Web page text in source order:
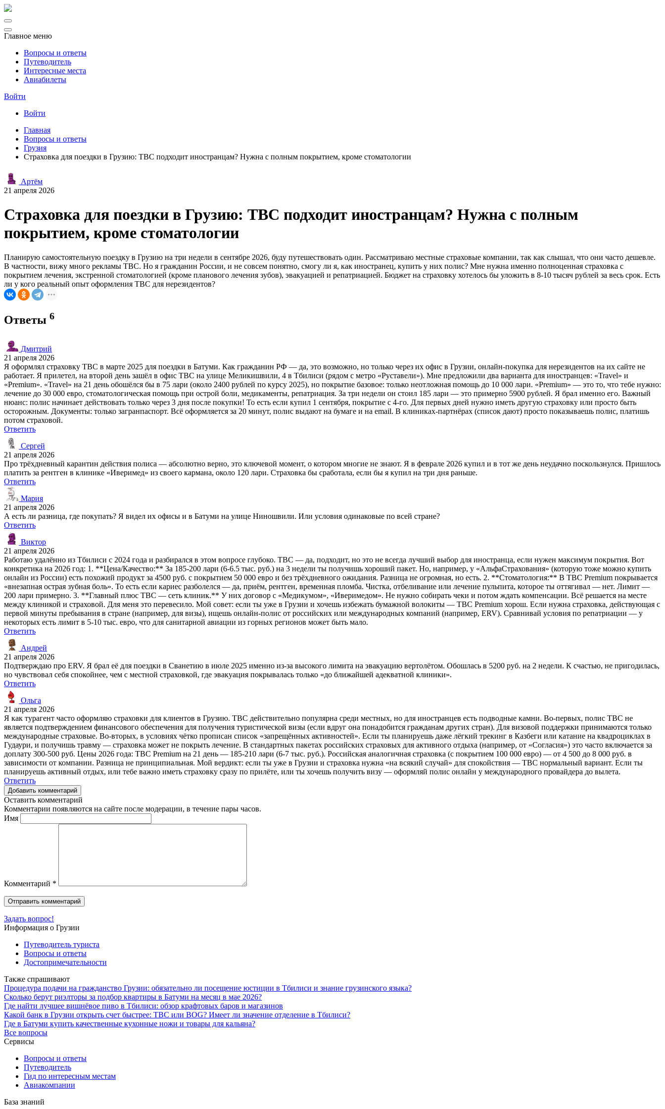
Главное меню
Вопросы и ответы
Путеводитель
Интересные места
Авиабилеты
Войти
Войти
Главная
Вопросы и ответы
Грузия
Страховка для поездки в Грузию: TBC подходит иностранцам? Нужна с полным покрытием, кроме стоматологии
Артём
21 апреля 2026
Страховка для поездки в Грузию: TBC подходит иностранцам? Нужна с полным
покрытием, кроме стоматологии
Планирую самостоятельную поездку в Грузию на три недели в сентябре 2026, буду путешествовать один. Рассматриваю местные страховые компании, так как слышал, что они часто дешевле.
В частности, вижу много рекламы TBC. Но я гражданин России, и не совсем понятно, смогу ли я, как иностранец, купить у них полис? Мне нужна именно полноценная страховка с
покрытием лечения, экстренной стоматологией (кроме планового лечения зубов), эвакуацией и репатриацией. Бюджет на страховку хотелось бы уложить в 8-10 тысяч рублей за весь срок. Есть
ли у кого реальный опыт оформления TBC для нерезидентов?
Ответы 6
Дмитрий
21 апреля 2026
Я оформлял страховку TBC в марте 2025 для поездки в Батуми. Как гражданин РФ — да, это возможно, но только через их офис в Грузии, онлайн-покупка для нерезидентов на их сайте не
работает. Я прилетел, на второй день зашёл в офис TBC на улице Меликишвили, 4 в Тбилиси (рядом с метро «Руставели»). Мне предложили два варианта для иностранцев: «Travel» и
«Premium». «Travel» на 21 день обошёлся бы в 75 лари (около 2400 рублей по курсу 2025), но покрытие базовое: только неотложная помощь до 10 000 лари. «Premium» — это то, что тебе нужно:
лечение до 30 000 евро, стоматологическая помощь при острой боли, медикаменты, репатриация. За три недели он стоил 185 лари — это примерно 5900 рублей. Я брал именно его. Важный
нюанс: полис начинает действовать только через 3 дня после покупки! То есть если купил 1 сентября, покрытие с 4-го. Для первых дней нужно иметь другую страховку или просто быть
осторожным. Документы: только загранпаспорт. Всё оформляется за 20 минут, полис выдают на бумаге и на email. В клиниках-партнёрах (список дают) просто показываешь полис, платишь
потом страховой.
Ответить
Сергей
21 апреля 2026
Про трёхдневный карантин действия полиса — абсолютно верно, это ключевой момент, о котором многие не знают. Я в феврале 2026 купил и в тот же день неудачно поскользнулся. Пришлось
платить за рентген в клинике «Иверимед» из своего кармана, около 120 лари. Страховка бы сработала, если бы я купил на три дня раньше.
Ответить
Мария
21 апреля 2026
А есть ли разница, где покупать? Я видел их офисы и в Батуми на улице Ниношвили. Или условия одинаковые по всей стране?
Ответить
Виктор
21 апреля 2026
Работаю удалённо из Тбилиси с 2024 года и разбирался в этом вопросе глубоко. TBC — да, подходит, но это не всегда лучший выбор для иностранца, если нужен максимум покрытия. Вот
конкретика на 2026 год: 1. **Цена/Качество:** За 185-200 лари (6-6.5 тыс. руб.) на 3 недели ты получишь хороший пакет. Но, например, у «АльфаСтрахования» (которую тоже можно купить
онлайн из России) есть похожий продукт за 4500 руб. с покрытием 50 000 евро и без трёхдневного ожидания. Разница не огромная, но есть. 2. **Стоматология:** В TBC Premium покрывается
«внезапная острая зубная боль». То есть если кариес разболелся — да, приём, рентген, временная пломба. Чистка, отбеливание или лечение пульпита, которое ты оттягивал — нет. Лимит —
200 лари примерно. 3. **Главный плюс TBC — сеть клиник.** У них договор с «Медикумом», «Иверимедом». Не нужно собирать чеки и потом ждать компенсации. Всё решается на месте
между клиникой и страховой. Для меня это перевесило. Мой совет: если ты уже в Грузии и хочешь избежать бумажной волокиты — TBC Premium хорош. Если нужна страховка, действующая с
первой минуты пребывания в стране (например, для визы), ищешь онлайн-полис от российских или международных компаний (например, ERV). Сравнивай условия по репатриации — у
некоторых есть лимит в 5-10 тыс. евро, что для санитарной авиации из горных регионов может быть мало.
Ответить
Андрей
21 апреля 2026
Подтверждаю про ERV. Я брал её для поездки в Сванетию в июле 2025 именно из-за высокого лимита на эвакуацию вертолётом. Обошлась в 5200 руб. на 2 недели. К счастью, не пригодилась,
но чувствовал себя спокойнее, чем с местной страховкой, где эвакуация покрывалась только «до ближайшей адекватной клиники».
Ответить
Ольга
21 апреля 2026
Я как турагент часто оформляю страховки для клиентов в Грузию. TBC действительно популярна среди местных, но для иностранцев есть подводные камни. Во-первых, полис TBC не
является подтверждением финансового обеспечения для получения туристической визы (если вдруг она понадобится гражданам других стран). Для визовой поддержки принимаются только
международные страховые. Во-вторых, в условиях чётко прописан список «запрещённых активностей». Если ты планируешь даже лёгкий трекинг в Казбеги или катание на квадроциклах в
Гудаури, и получишь травму — страховка может не покрыть лечение. В стандартных пакетах российских страховых для активного отдыха (например, от «Согласия») это часто включается за
доплату 300-500 руб. Цены 2026 года: TBC Premium на 21 день — 185-210 лари (6-7 тыс. руб.). Российская аналогичная страховка (с покрытием 100 000 евро) — от 4 500 до 8 000 руб. в
зависимости от компании. Разница не принципиальная. Мой вердикт: если ты уже в Грузии и страховка нужна «на всякий случай» для спокойствия — TBC нормальный вариант. Если ты
планируешь активный отдых, или тебе важно иметь страховку сразу по прилёте, или ты хочешь получить визу — оформляй полис онлайн у международного провайдера до вылета.
Ответить
Добавить комментарий
Оставить комментарий
Комментарии появляются на сайте после модерации, в течение пары часов.
Имя
Комментарий *
Задать вопрос!
Информация о Грузии
Путеводитель туриста
Вопросы и ответы
Достопримечательности
Также спрашивают
Процедура подачи на гражданство Грузии: обязательно ли посещение юстиции в Тбилиси и знание грузинского языка?
Сколько берут риэлторы за подбор квартиры в Батуми на месяц в мае 2026?
Где найти лучшее вишнёвое пиво в Тбилиси: обзор крафтовых баров и магазинов
Какой банк в Грузии открыть счет быстрее: TBC или BOG? Имеет ли значение отделение в Тбилиси?
Где в Батуми купить качественные кухонные ножи и товары для кальяна?
Все вопросы
Сервисы
Вопросы и ответы
Путеводитель
Гид по интересным местам
Авиакомпании
База знаний